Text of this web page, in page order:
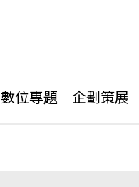
數位專題 企劃策展